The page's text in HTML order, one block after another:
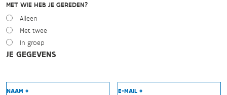
MET WIE HEB JE GEREDEN?
Alleen
Met twee
In groep
JE GEGEVENS
NAAM * E-MAIL *